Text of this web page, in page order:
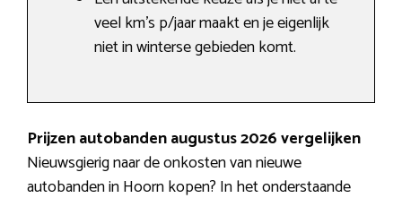
veel km’s p/jaar maakt en je eigenlijk
niet in winterse gebieden komt.
Prijzen autobanden augustus 2026 vergelijken
Nieuwsgierig naar de onkosten van nieuwe
autobanden in Hoorn kopen? In het onderstaande